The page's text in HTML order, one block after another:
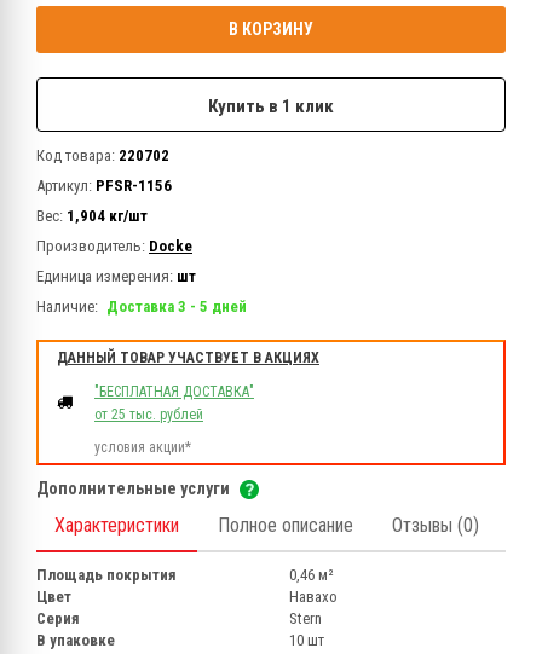
В КОРЗИНУ
Купить в 1 клик
Код товара: 220702
Артикул: PFSR-1156
Вес: 1,904 кг/шт
Производитель: Docke
Единица измерения: шт
Наличие: Доставка 3 - 5 дней
ДАННЫЙ ТОВАР УЧАСТВУЕТ В АКЦИЯХ
"БЕСПЛАТНАЯ ДОСТАВКА"
от 25 тыс. рублей
условия акции*
Дополнительные услуги
Характеристики Полное описание Отзывы (0)
Площадь покрытия
0,46 м²
Цвет
Навахо
Серия
Stern
В упаковке
10 шт